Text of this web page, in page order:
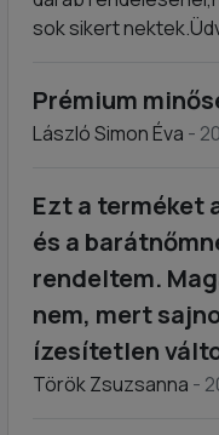
sok sikert
Prémium
László Simon Éva -
Ezt a terméket
és a
rendeltem.
nem, mert
ízesítetlen
Török Zsuzsanna -